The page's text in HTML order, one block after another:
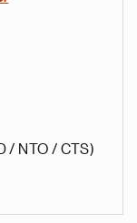
/ NTO / CTS)